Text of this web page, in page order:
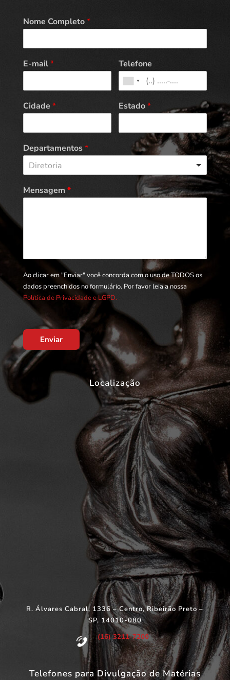
Nome Completo*
E-mail* Telefone
Cidade * Estado*
Departamentos*
Diretoria
Mensagem *
Ao clicar em "Enviar" você concorda com o uso de TODOS os
dados preenchidos no formulário. Por favor leia a nossa
Política de Privacidade e LGPD.
Enviar
Localização
R. Álvares Cabral, 1336 – Centro, Ribeirão Preto –
SP, 14010-080
(16) 3211-7200
Telefones para Divulgação de Matérias